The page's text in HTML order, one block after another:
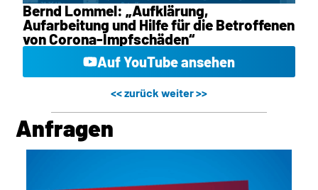
Bernd Lommel: „Aufklärung,
Aufarbeitung und Hilfe für die Betroffenen
von Corona-Impfschäden“
Auf YouTube ansehen
<< zurück weiter >>
Anfragen